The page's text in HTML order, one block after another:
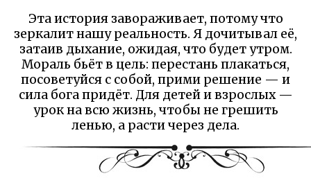
Эта история завораживает, потому что
зеркалит нашу реальность. Я дочитывал её,
затаив дыхание, ожидая, что будет утром.
Мораль бьёт в цель: перестань плакаться,
посоветуйся с собой, прими решение — и
сила бога придёт. Для детей и взрослых —
урок на всю жизнь, чтобы не грешить
ленью, а расти через дела.